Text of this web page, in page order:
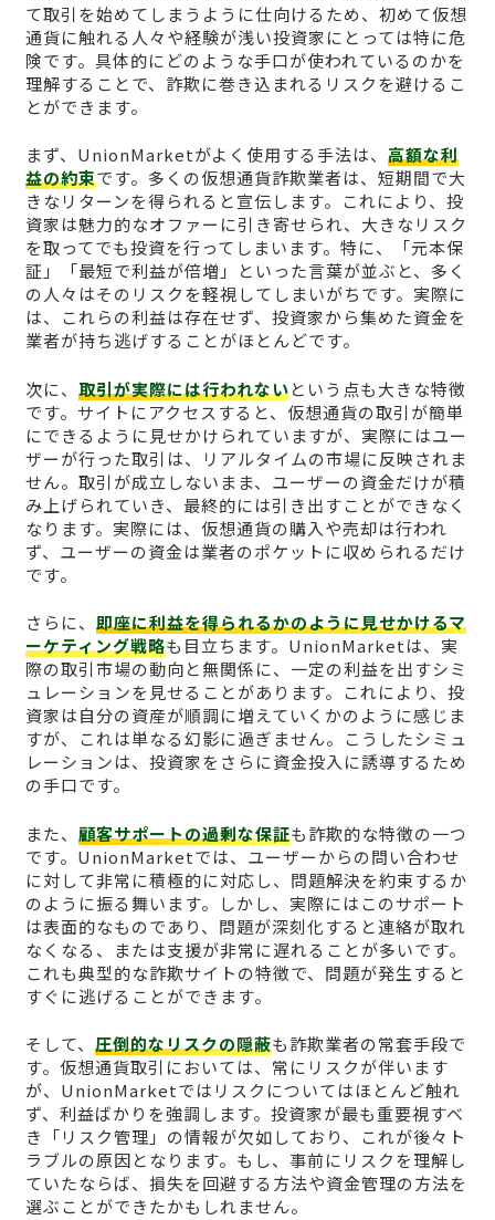
て取引を始めてしまうように仕向けるため、初めて仮想
通貨に触れる人々や経験が浅い投資家にとっては特に危
険です。具体的にどのような手口が使われているのかを
理解することで、詐欺に巻き込まれるリスクを避けるこ
とができます。
まず、UnionMarketがよく使用する手法は、 高額な利
益の約束です。多くの仮想通貨詐欺業者は、短期間で大
きなリターンを得られると宣伝します。これにより、投
資家は魅力的なオファーに引き寄せられ、大きなリスク
を取ってでも投資を行ってしまいます。特に、「元本保
証」「最短で利益が倍増」といった言葉が並ぶと、多く
の人々はそのリスクを軽視してしまいがちです。実際に
は、これらの利益は存在せず、投資家から集めた資金を
業者が持ち逃げすることがほとんどです。
次に、 取引が実際には行われないという点も大きな特徴
です。サイトにアクセスすると、仮想通貨の取引が簡単
にできるように見せかけられていますが、実際にはユー
ザーが行った取引は、リアルタイムの市場に反映されま
せん。取引が成立しないまま、ユーザーの資金だけが積
み上げられていき、最終的には引き出すことができなく
なります。実際には、仮想通貨の購入や売却は行われ
ず、ユーザーの資金は業者のポケットに収められるだけ
です。
さらに、 即座に利益を得られるかのように見せかけるマ
ーケティング戦略も目立ちます。UnionMarketは、実
際の取引市場の動向と無関係に、一定の利益を出すシミ
ュレーションを見せることがあります。これにより、投
資家は自分の資産が順調に増えていくかのように感じま
すが、これは単なる幻影に過ぎません。こうしたシミュ
レーションは、投資家をさらに資金投入に誘導するため
の手口です。
また、 顧客サポートの過剰な保証も詐欺的な特徴の一つ
です。UnionMarketでは、ユーザーからの問い合わせ
に対して非常に積極的に対応し、問題解決を約束するか
のように振る舞います。しかし、実際にはこのサポート
は表面的なものであり、問題が深刻化すると連絡が取れ
なくなる、または支援が非常に遅れることが多いです。
これも典型的な詐欺サイトの特徴で、問題が発生すると
すぐに逃げることができます。
そして、 圧倒的なリスクの隠蔽も詐欺業者の常套手段で
す。仮想通貨取引においては、常にリスクが伴います
が、UnionMarketではリスクについてはほとんど触れ
ず、利益ばかりを強調します。投資家が最も重要視すべ
き「リスク管理」の情報が欠如しており、これが後々ト
ラブルの原因となります。もし、事前にリスクを理解し
ていたならば、損失を回避する方法や資金管理の方法を
選ぶことができたかもしれません。